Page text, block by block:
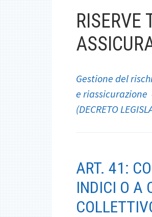
RISERVE
Gestione del
e riassicurazione
(DECRETO
ART. 41:
INDICI O A